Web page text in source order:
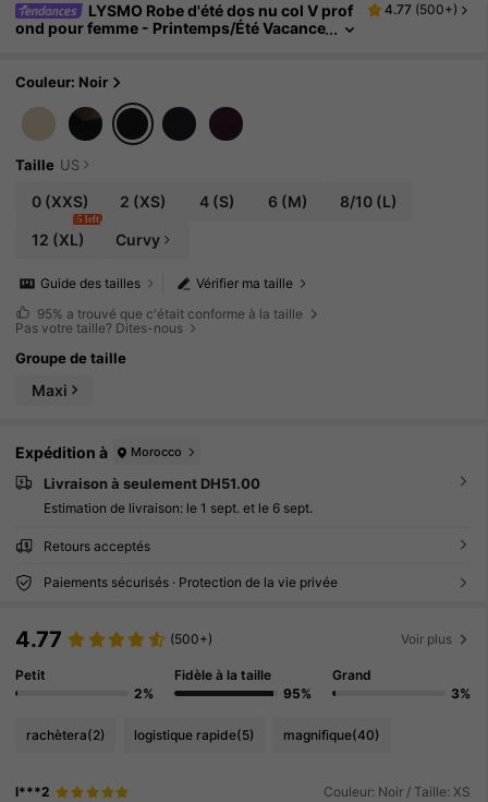
LYSMO Robe d'été dos nu col V prof
ond pour femme - Printemps/Été Vacance
4.77 (500+)
Couleur: Noir
Taille US
0(XXS) 2 (XS) 4 (S) 6 (M) 8/10 (L)
12 (XL)
5 left
Curvy
Vérifier ma taille
Guide des tailles
95% a trouvé que c'était conforme à la taille
Pas votre taille? Dites-nous
Groupe de taille
Maxi
Expédition à Morocco
Livraison à seulement DH51.00
Estimation de livraison: le 1 sept. et le 6 sept.
Retours acceptés
Paiements sécurisés · Protection de la vie privée
4.77 (500+) Voir plus
Petit
2%
Fidèle à la taille
95%
Grand
3%
rachètera(2) logistique rapide(5) magnifique(40)
l***2 Couleur: Noir / Taille: XS